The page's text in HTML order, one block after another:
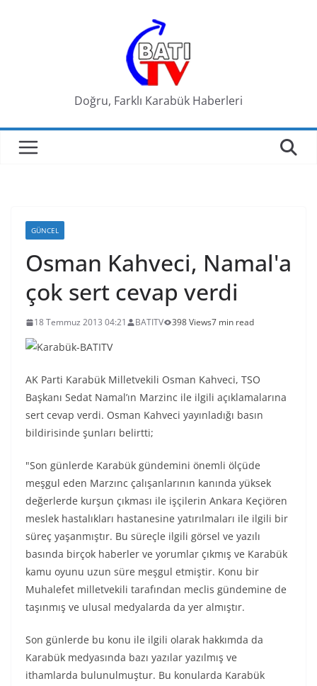
Doğru, Farklı Karabük Haberleri
GÜNCEL
Osman Kahveci, Namal'a
çok sert cevap verdi
18 Temmuz 2013 04:21 BATITV 398 Views7 min read
AK Parti Karabük Milletvekili Osman Kahveci, TSO
Başkanı Sedat Namal’ın Marzinc ile ilgili açıklamalarına
sert cevap verdi. Osman Kahveci yayınladığı basın
bildirisinde şunları belirtti;
"Son günlerde Karabük gündemini önemli ölçüde
meşgul eden Marzınc çalışanlarının kanında yüksek
değerlerde kurşun çıkması ile işçilerin Ankara Keçiören
meslek hastalıkları hastanesine yatırılmaları ile ilgili bir
süreç yaşanmıştır. Bu süreçle ilgili görsel ve yazılı
basında birçok haberler ve yorumlar çıkmış ve Karabük
kamu oyunu uzun süre meşgul etmiştir. Konu bir
Muhalefet milletvekili tarafından meclis gündemine de
taşınmış ve ulusal medyalarda da yer almıştır.
Son günlerde bu konu ile ilgili olarak hakkımda da
Karabük medyasında bazı yazılar yazılmış ve
ithamlarda bulunulmuştur. Bu konularda Karabük